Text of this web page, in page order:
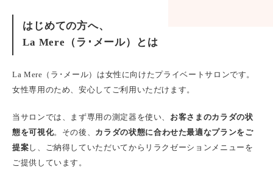
はじめての方へ、
La Mere（ラ･メール）とは
La Mere（ラ･メール）は女性に向けたプライベートサロンです。
女性専用のため、安心してご利用いただけます。
当サロンでは、まず専用の測定器を使い、 お客さまのカラダの状
態を可視化。その後、 カラダの状態に合わせた最適なプランをご
提案 し、ご納得していただいてからリラクゼーションメニューを
ご提供しています。